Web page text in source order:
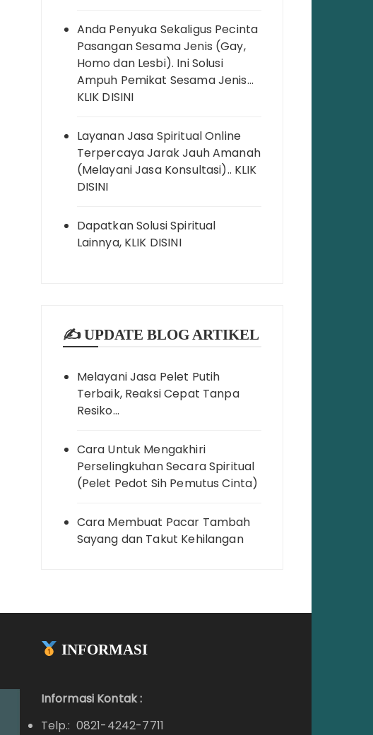
Anda Penyuka Sekaligus Pecinta
Pasangan Sesama Jenis (Gay,
Homo dan Lesbi). Ini Solusi
Ampuh Pemikat Sesama Jenis…
KLIK DISINI
Layanan Jasa Spiritual Online
Terpercaya Jarak Jauh Amanah
(Melayani Jasa Konsultasi).. KLIK
DISINI
Dapatkan Solusi Spiritual
Lainnya, KLIK DISINI
✍️ UPDATE BLOG ARTIKEL
Melayani Jasa Pelet Putih
Terbaik, Reaksi Cepat Tanpa
Resiko…
Cara Untuk Mengakhiri
Perselingkuhan Secara Spiritual
(Pelet Pedot Sih Pemutus Cinta)
Cara Membuat Pacar Tambah
Sayang dan Takut Kehilangan
INFORMASI
Informasi Kontak :
Telp.: 0821-4242-7711